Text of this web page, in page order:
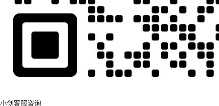
小创客服咨询